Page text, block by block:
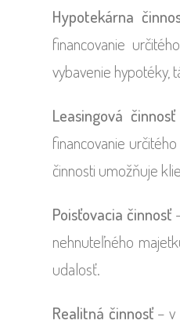
Hypotekárna
financovanie
vybavenie hypotéky,
Leasingová činnosť
financovanie
činnosti umožňuje
Poisťovacia činnosť
nehnuteľného
udalosť.
Realitná činnosť– v